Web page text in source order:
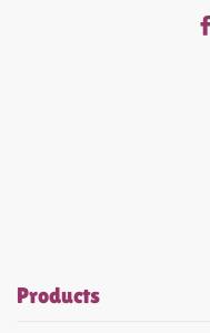
Products